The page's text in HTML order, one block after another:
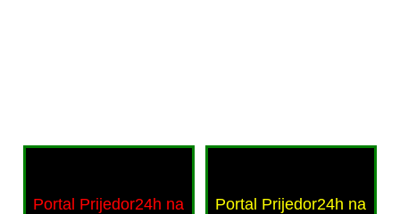
Portal Prijedor24h na Portal Prijedor24h na